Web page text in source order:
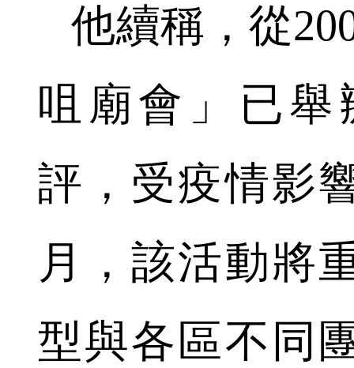
他續稱，從
咀廟會」已舉
評，受疫情影
月，該活動將
型與各區不同